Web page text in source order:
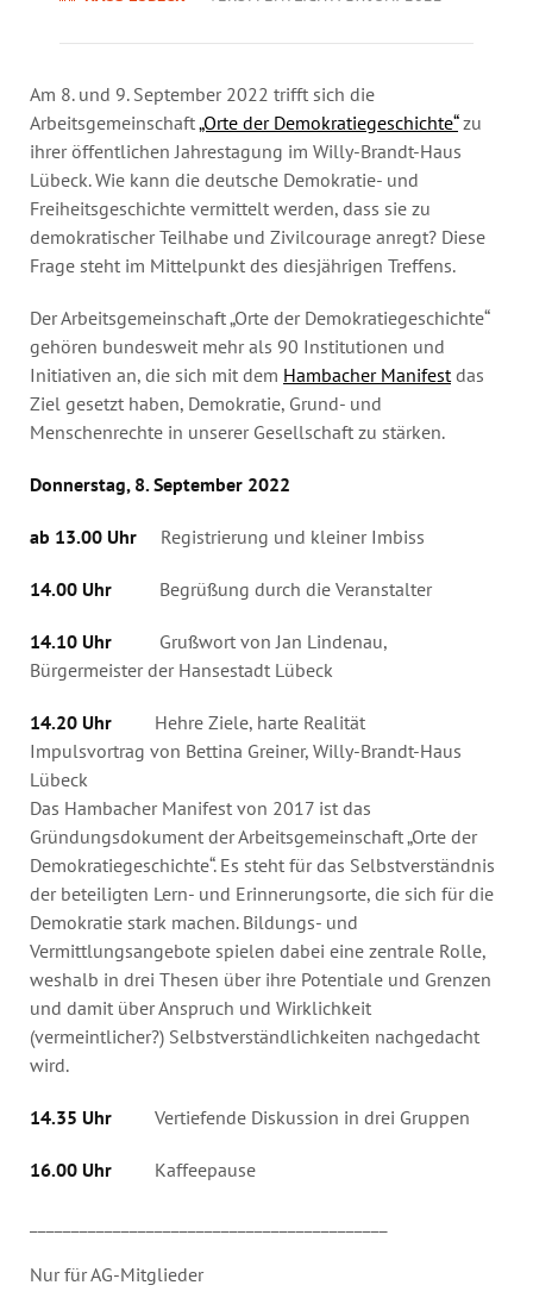
Stellen & Ausschreibungen
Am 8. und 9. September 2022 trifft sich die
Arbeitsgemeinschaft„Orte der Demokratiegeschichte“zu
ihrer öffentlichen Jahrestagung im Willy-Brandt-Haus
Lübeck. Wie kann die deutsche Demokratie- und
Freiheitsgeschichte vermittelt werden, dass sie zu
demokratischer Teilhabe und Zivilcourage anregt? Diese
Frage steht im Mittelpunkt des diesjährigen Treffens.
Der Arbeitsgemeinschaft „Orte der Demokratiegeschichte“
gehören bundesweit mehr als 90 Institutionen und
Initiativen an, die sich mit dem Hambacher Manifest das
Ziel gesetzt haben, Demokratie, Grund- und
Menschenrechte in unserer Gesellschaft zu stärken.
Donnerstag, 8. September 2022
ab 13.00 Uhr Registrierung und kleiner Imbiss
14.00 Uhr Begrüßung durch die Veranstalter
14.10 Uhr
Grußwort von Jan Lindenau,
Bürgermeister der Hansestadt Lübeck
14.20 Uhr
Hehre Ziele, harte Realität
Impulsvortrag von Bettina Greiner, Willy-Brandt-Haus
Lübeck
Das Hambacher Manifest von 2017 ist das
Gründungsdokument der Arbeits­gemeinschaft „Orte der
Demokratiegeschichte“. Es steht für das Selbst­verständnis
der beteiligten Lern- und Erinnerungsorte, die sich für die
Demokratie stark machen. Bildungs- und
Vermittlungsangebote spielen dabei eine zentrale Rolle,
weshalb in drei Thesen über ihre Potentiale und Grenzen
und damit über Anspruch und Wirklichkeit
(vermeintlicher?) Selbstverständ­lichkeiten nachgedacht
wird.
14.35 Uhr Vertiefende Diskussion in drei Gruppen
16.00 Uhr Kaffeepause
Nur für AG-Mitglieder